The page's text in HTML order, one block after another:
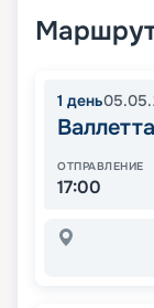
1 день
ОТПРАВЛЕНИЕ
17:00